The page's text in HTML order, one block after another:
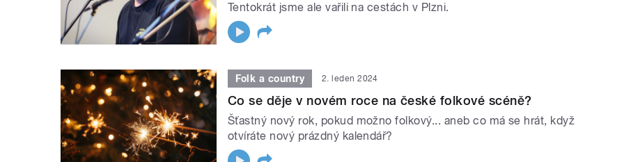
Tentokrát jsme ale vařili na cestách v Plzni.
Folk a country 2. leden 2024
Co se děje v novém roce na české folkové scéně?
Šťastný nový rok, pokud možno folkový... aneb co má se hrát, když
otvíráte nový prázdný kalendář?